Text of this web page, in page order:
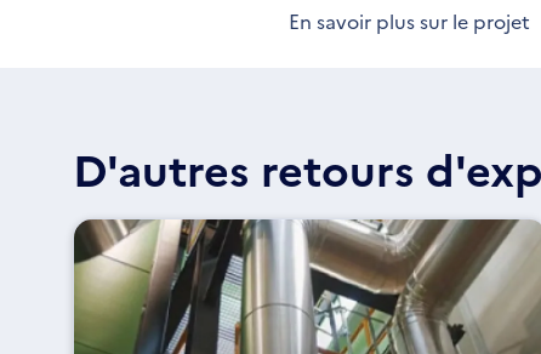
En savoir plus sur le projet
D'autres retours